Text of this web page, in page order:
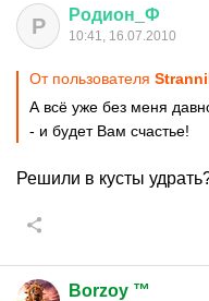
Р Родион Ф
10:41, 16.07.2010
От пользователя
А всё уже без меня
- и будет Вам счастье!
Решили в кусты
Borzoy ™